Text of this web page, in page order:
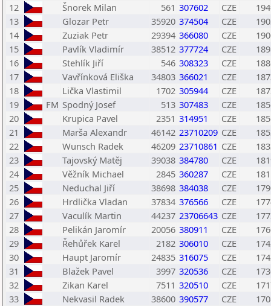
12
Šnorek Milan 561 307602 CZE
13
Glozar Petr 35920 374504 CZE
14
Zuziak Petr 29394 366080 CZE
15
Pavlík Vladimír 38512 377724 CZE
16
Stehlík Jiří 546 308323 CZE
17
Vavřínková Eliška 34803 366021 CZE
18
Lička Vlastimil 1702 305944 CZE
19
FM Spodný Josef 513 307483 CZE
20
Krupica Pavel 2351 314951 CZE
21
Marša Alexandr 46142 23710209 CZE
22
Wunsch Radek 46209 23710861 CZE
23
Tajovský Matěj 39038 384780 CZE
24
Věžník Michael 2845 360287 CZE
25
Neduchal Jiří 38698 384038 CZE
26
Hrdlička Vladan 37834 376566 CZE
27
Vaculík Martin 44237 23706643 CZE
28
Pelikán Jaromír 20056 380911 CZE
29
Řehůřek Karel 2182 306010 CZE
30
Haupt Jaromír 24835 316075 CZE
31
Blažek Pavel 3997 320536 CZE
32
Zikan Karel 7511 320510 CZE
33
Nekvasil Radek 38600 390577 CZE